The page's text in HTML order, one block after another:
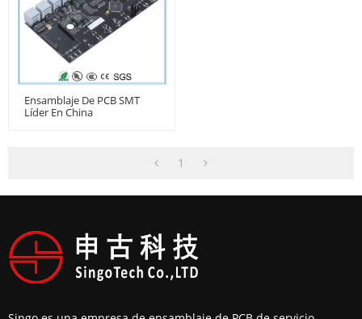
Ensamblaje De PCB SMT
Líder En China
1